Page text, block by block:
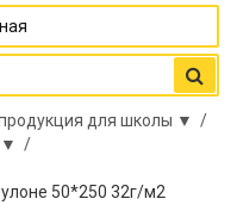
для школы ▼ /
▼ /
50*250 32г/м2